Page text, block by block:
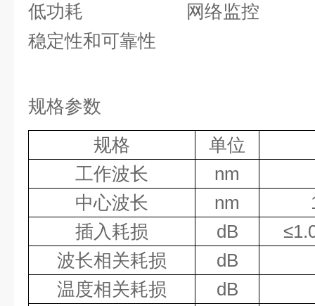
低功耗
网络监控
稳定性和可靠性
规格参数
规格
单位
工作波长
nm
中心波长
nm
插入耗损
dB ≤
波长相关耗损
dB
温度相关耗损
dB